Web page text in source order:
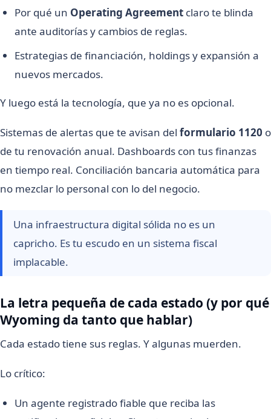
Por qué un Operating Agreement claro te blinda
ante auditorías y cambios de reglas.
Estrategias de financiación, holdings y expansión a
nuevos mercados.
Y luego está la tecnología, que ya no es opcional.
Sistemas de alertas que te avisan del formulario 1120 o
de tu renovación anual. Dashboards con tus finanzas
en tiempo real. Conciliación bancaria automática para
no mezclar lo personal con lo del negocio.
Una infraestructura digital sólida no es un
capricho. Es tu escudo en un sistema fiscal
implacable.
La letra pequeña de cada estado (y por qué
Wyoming da tanto que hablar)
Cada estado tiene sus reglas. Y algunas muerden.
Lo crítico:
Un agente registrado fiable que reciba las